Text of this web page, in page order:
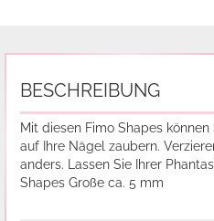
BESCHREIBUNG
Mit diesen Fimo Shapes
auf Ihre Nägel zaubern.
anders. Lassen Sie Ihrer
Shapes Große ca. 5 mm